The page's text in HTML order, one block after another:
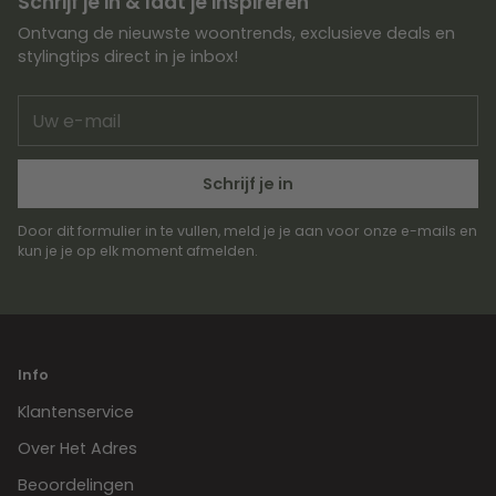
Ontvang de nieuwste woontrends, exclusieve deals en
stylingtips direct in je inbox!
e-
mail
Schrijf je in
Door dit formulier in te vullen, meld je je aan voor onze e-mails en
kun je je op elk moment afmelden.
Info
Klantenservice
Over Het Adres
Beoordelingen